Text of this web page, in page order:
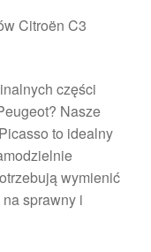
Citroën C3
części
Nasze
to idealny
wymienić
sprawny i